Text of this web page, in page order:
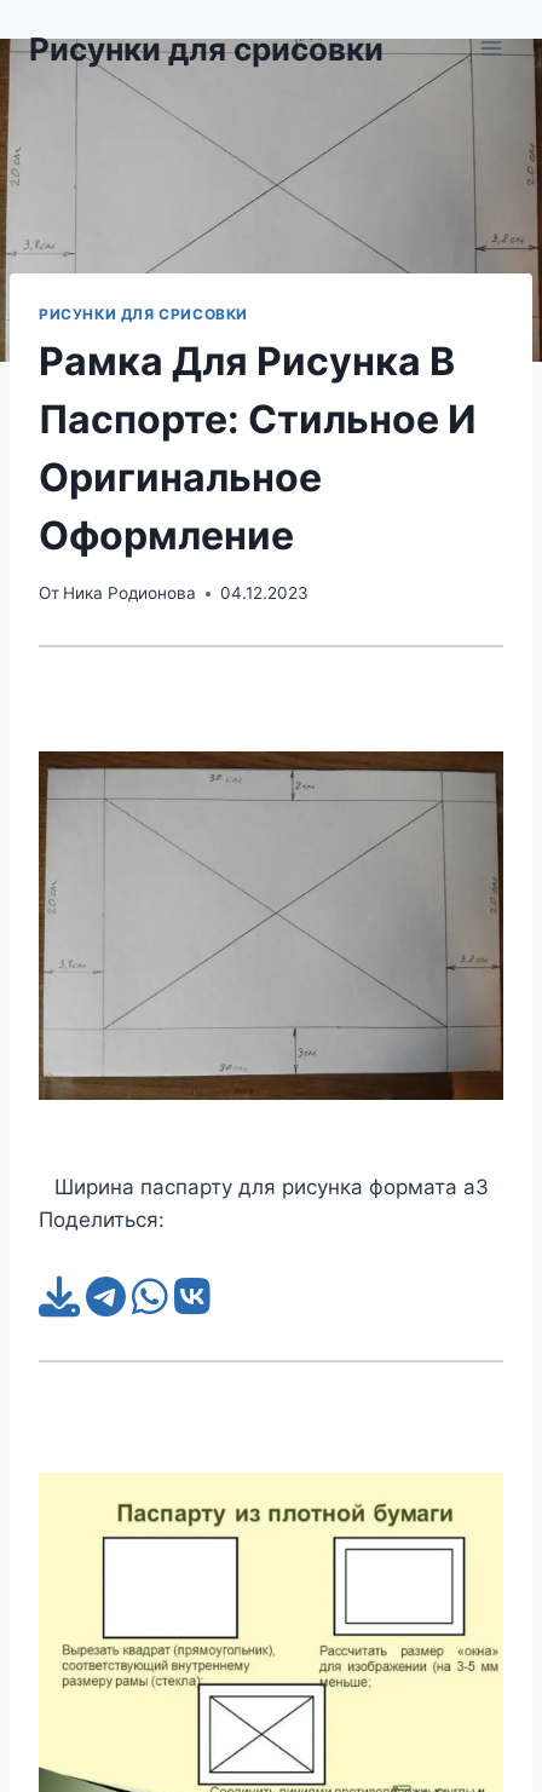
к
содержимому
Рисунки для срисовки
РИСУНКИ ДЛЯ СРИСОВКИ
Рамка Для Рисунка В
Паспорте: Стильное И
Оригинальное
Оформление
От Ника Родионова 04.12.2023
Ширина паспарту для рисунка формата а3
Поделиться: